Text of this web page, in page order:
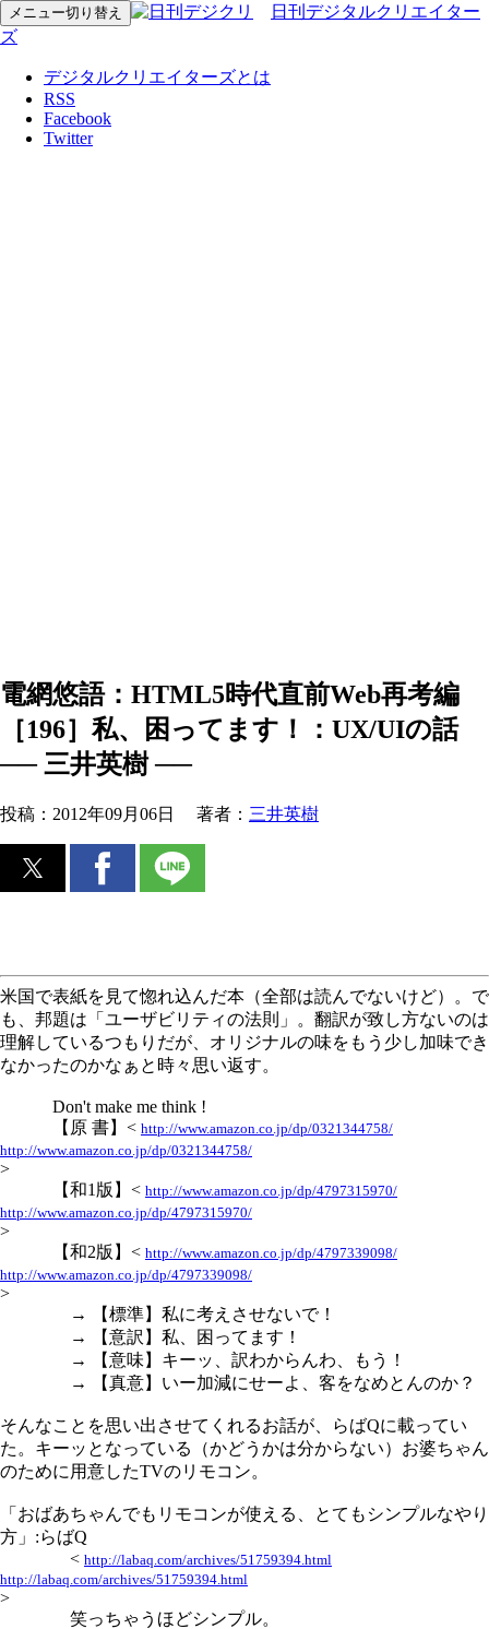
メニュー切り替え
日刊デジタルクリエイター
ズ
デジタルクリエイターズとは
RSS
Facebook
Twitter
電網悠語：HTML5時代直前Web再考編
［196］私、困ってます！：UX/UIの話
── 三井英樹 ──
投稿： 2012年09月06日 著者： 三井英樹
米国で表紙を見て惚れ込んだ本（全部は読んでないけど）。で
も、邦題は「ユーザビリティの法則」。翻訳が致し方ないのは
理解しているつもりだが、オリジナルの味をもう少し加味でき
なかったのかなぁと時々思い返す。
Don't make me think !
【原 書】< http://www.amazon.co.jp/dp/0321344758/
http://www.amazon.co.jp/dp/0321344758/
>
【和1版】< http://www.amazon.co.jp/dp/4797315970/
http://www.amazon.co.jp/dp/4797315970/
>
【和2版】< http://www.amazon.co.jp/dp/4797339098/
http://www.amazon.co.jp/dp/4797339098/
>
→ 【標準】私に考えさせないで！
→ 【意訳】私、困ってます！
→ 【意味】キーッ、訳わからんわ、もう！
→ 【真意】いー加減にせーよ、客をなめとんのか？
そんなことを思い出させてくれるお話が、らばQに載ってい
た。キーッとなっている（かどうかは分からない）お婆ちゃん
のために用意したTVのリモコン。
「おばあちゃんでもリモコンが使える、とてもシンプルなやり
方」:らばQ
< http://labaq.com/archives/51759394.html
http://labaq.com/archives/51759394.html
>
笑っちゃうほどシンプル。